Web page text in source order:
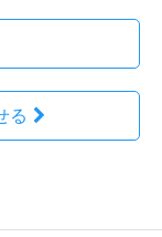
る